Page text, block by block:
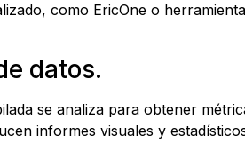
como EricOne o
datos.
se analiza para obtener
informes visuales y